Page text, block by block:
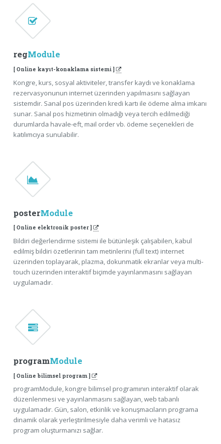
regModule
[ Online kayıt-konaklama sistemi ]
Kongre, kurs, sosyal aktiviteler, transfer kaydı ve konaklama
rezervasyonunun internet üzerinden yapılmasını sağlayan
sistemdir. Sanal pos üzerinden kredi kartı ile ödeme alma imkanı
sunar. Sanal pos hizmetinin olmadığı veya tercih edilmediği
durumlarda havale-eft, mail order vb. ödeme seçenekleri de
katılımcıya sunulabilir.
posterModule
[ Online elektronik poster ]
Bildiri değerlendirme sistemi ile bütünleşik çalışabilen, kabul
edilmiş bildiri özetlerinin tam metinlerini (full text) internet
üzerinden toplayarak, plazma, dokunmatik ekranlar veya multi-
touch üzerinden interaktif biçimde yayınlanmasını sağlayan
uygulamadır.
programModule
[ Online bilimsel program ]
programModule, kongre bilimsel programının interaktif olarak
düzenlenmesi ve yayınlanmasını sağlayan, web tabanlı
uygulamadır. Gün, salon, etkinlik ve konuşmacıların programa
dinamik olarak yerleştirilmesiyle daha verimli ve hatasız
program oluşturmanızı sağlar.